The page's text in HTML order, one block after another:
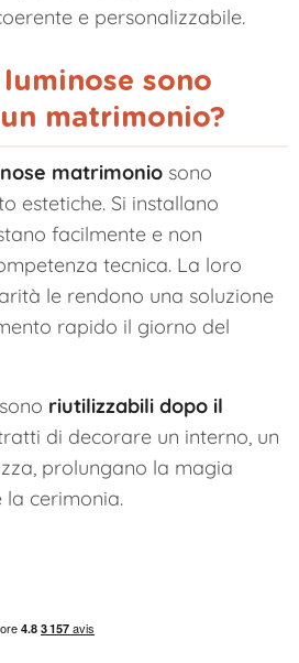
e personalizzabile.
sono
matrimonio?
matrimonio sono
estetiche. Si installano
facilmente e non
tecnica. La loro
le rendono una soluzione
rapido il giorno del
riutilizzabili dopo il
di decorare un interno, un
prolungano la magia
la cerimonia.